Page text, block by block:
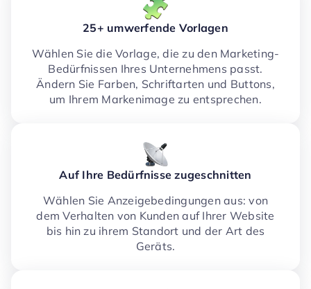
25+ umwerfende Vorlagen
Wählen Sie die Vorlage, die zu den Marketing-
Bedürfnissen Ihres Unternehmens passt.
Ändern Sie Farben, Schriftarten und Buttons,
um Ihrem Markenimage zu entsprechen.
Auf Ihre Bedürfnisse zugeschnitten
Wählen Sie Anzeigebedingungen aus: von
dem Verhalten von Kunden auf Ihrer Website
bis hin zu ihrem Standort und der Art des
Geräts.